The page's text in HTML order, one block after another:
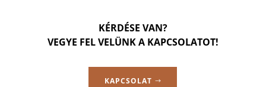
KÉRDÉSE VAN?
VEGYE FEL VELÜNK A KAPCSOLATOT!
KAPCSOLAT